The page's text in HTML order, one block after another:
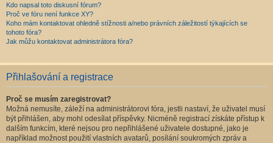
Kdo napsal toto diskusní fórum?
Proč ve fóru není funkce XY?
Koho mám kontaktovat ohledně stížnosti a/nebo právních záležitostí týkajících se
tohoto fóra?
Jak můžu kontaktovat administrátora fóra?
Přihlašování a registrace
Proč se musím zaregistrovat?
Možná nemusíte, záleží na administrátorovi fóra, jestli nastaví, že uživatel musí
být přihlášen, aby mohl odesílat příspěvky. Nicméně registrací získáte přístup k
dalším funkcím, které nejsou pro nepřihlášené uživatele dostupné, jako je
například možnost použití vlastních avatarů, posílání soukromých zpráv a